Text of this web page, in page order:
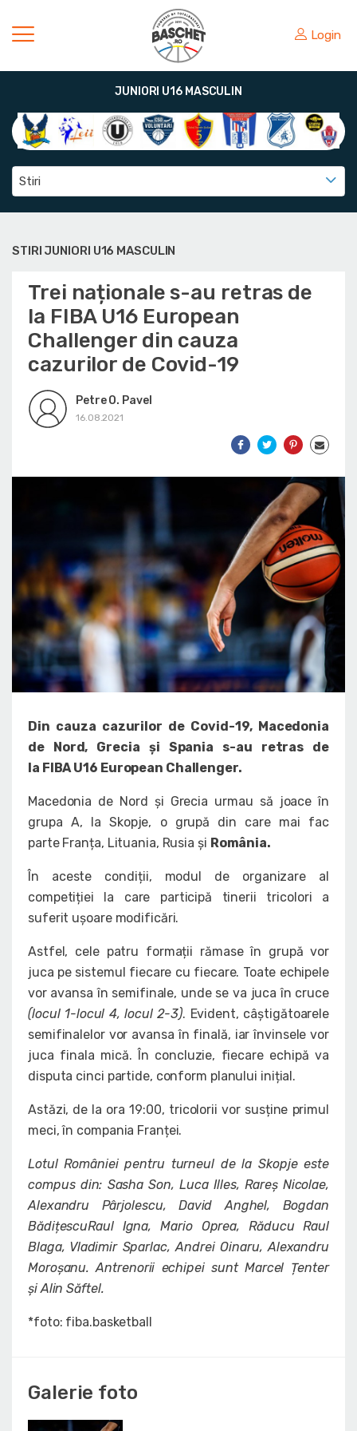
Login
JUNIORI U16 MASCULIN
Stiri
STIRI JUNIORI U16 MASCULIN
Trei naționale s-au retras de
la FIBA U16 European
Challenger din cauza
cazurilor de Covid-19
Petre O. Pavel
16.08.2021
Din cauza cazurilor de Covid-19, Macedonia
de Nord, Grecia și Spania s-au retras de
la FIBA U16 European Challenger.
Macedonia de Nord și Grecia urmau să joace în
grupa A, la Skopje, o grupă din care mai fac
parte Franța, Lituania, Rusia și România.
În aceste condiții, modul de organizare al
competiției la care participă tinerii tricolori a
suferit ușoare modificări.
Astfel, cele patru formații rămase în grupă vor
juca pe sistemul fiecare cu fiecare. Toate echipele
vor avansa în semifinale, unde se va juca în cruce
(locul 1-locul 4, locul 2-3). Evident, câștigătoarele
semifinalelor vor avansa în finală, iar învinsele vor
juca finala mică. În concluzie, fiecare echipă va
disputa cinci partide, conform planului inițial.
Astăzi, de la ora 19:00, tricolorii vor susține primul
meci, în compania Franței.
Lotul României pentru turneul de la Skopje este
compus din: Sasha Son, Luca Illes, Rareș Nicolae,
Alexandru Pârjolescu, David Anghel, Bogdan
BădițescuRaul Igna, Mario Oprea, Răducu Raul
Blaga, Vladimir Sparlac, Andrei Oinaru, Alexandru
Moroșanu. Antrenorii echipei sunt Marcel Țenter
și Alin Săftel.
*foto: fiba.basketball
Galerie foto